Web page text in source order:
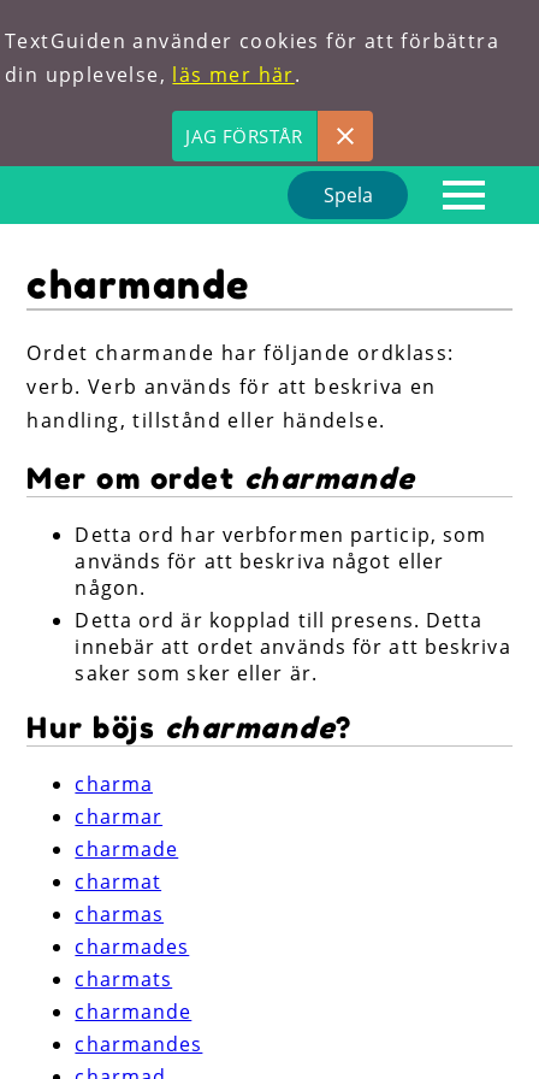
TextGuiden använder cookies för att förbättra
din upplevelse, läs mer här.
JAG FÖRSTÅR
Spela
Om oss
Förkortningar
Hitta ord
charmande
Ordet charmande har följande ordklass:
verb. Verb används för att beskriva en
handling, tillstånd eller händelse.
Mer om ordet charmande
Detta ord har verbformen particip, som
används för att beskriva något eller
någon.
Detta ord är kopplad till presens. Detta
innebär att ordet används för att beskriva
saker som sker eller är.
Hur böjs charmande?
charma
charmar
charmade
charmat
charmas
charmades
charmats
charmande
charmandes